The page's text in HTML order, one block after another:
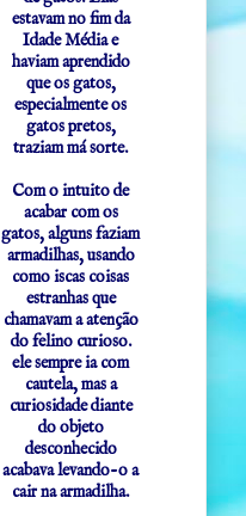
estavam no fim da
Idade Média e
haviam aprendido
que os gatos,
especialmente os
gatos pretos,
traziam má sorte.
Com o intuito de
acabar com os
gatos, alguns faziam
armadilhas, usando
como iscas coisas
estranhas que
chamavam a atenção
do felino curioso.
ele sempre ia com
cautela, mas a
curiosidade diante
do objeto
desconhecido
acabava levando-o a
cair na armadilha.